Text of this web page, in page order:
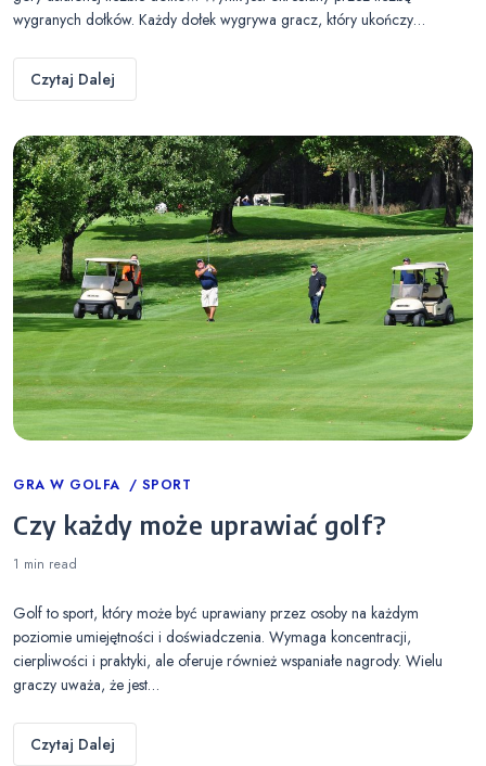
wygranych dołków. Każdy dołek wygrywa gracz, który ukończy…
Czytaj Dalej
Categories
GRA W GOLFA SPORT
Czy każdy może uprawiać golf?
1 min read
Golf to sport, który może być uprawiany przez osoby na każdym
poziomie umiejętności i doświadczenia. Wymaga koncentracji,
cierpliwości i praktyki, ale oferuje również wspaniałe nagrody. Wielu
graczy uważa, że jest…
Czytaj Dalej